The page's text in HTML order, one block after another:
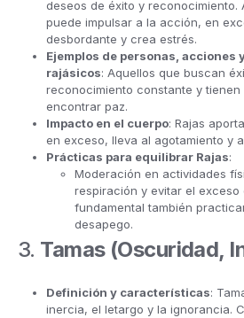
deseos de éxito y reconocimiento.
puede impulsar a la acción, en
desbordante y crea estrés.
Ejemplos de personas, acciones
rajásicos: Aquellos que buscan
reconocimiento constante y
encontrar paz.
Impacto en el cuerpo: Rajas
en exceso, lleva al agotamiento y
Prácticas para equilibrar Rajas:
Moderación en actividades
respiración y evitar el exceso
fundamental también
desapego.
3. Tamas (Oscuridad,
Definición y características:
inercia, el letargo y la ignorancia.